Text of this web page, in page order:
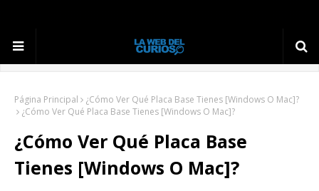
Página Principal
¿Cómo Ver Qué Placa Base Tienes [Windows O Mac]?
¿Cómo Ver Qué Placa Base Tienes [Windows O Mac]?
¿Cómo Ver Qué Placa Base
Tienes [Windows O Mac]?